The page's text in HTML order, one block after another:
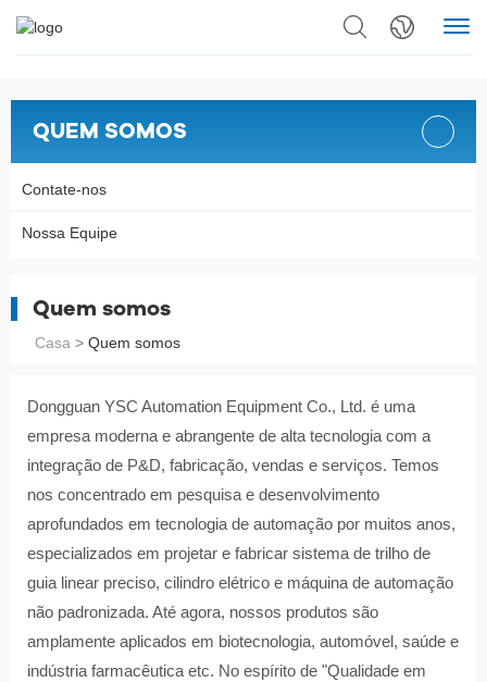
QUEM SOMOS
Contate-nos
Nossa Equipe
Quem somos
Casa > Quem somos
Dongguan YSC Automation Equipment Co., Ltd. é uma
empresa moderna e abrangente de alta tecnologia com a
integração de P&D, fabricação, vendas e serviços. Temos
nos concentrado em pesquisa e desenvolvimento
aprofundados em tecnologia de automação por muitos anos,
especializados em projetar e fabricar sistema de trilho de
guia linear preciso, cilindro elétrico e máquina de automação
não padronizada. Até agora, nossos produtos são
amplamente aplicados em biotecnologia, automóvel, saúde e
indústria farmacêutica etc. No espírito de "Qualidade em